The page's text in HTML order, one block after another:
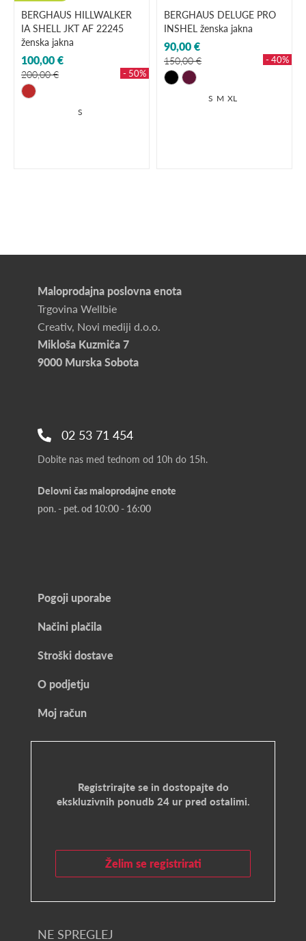
BERGHAUS HILLWALKER
IA SHELL JKT AF 22245
ženska jakna
100,00 €
200,00 € - 50%
S
BERGHAUS DELUGE PRO
INSHEL ženska jakna
90,00 €
150,00 € - 40%
S M XL
Maloprodajna poslovna enota
Trgovina Wellbie
Creativ, Novi mediji d.o.o.
Mikloša Kuzmiča 7
9000 Murska Sobota
02 53 71 454
Dobite nas med tednom od 10h do 15h.
Delovni čas maloprodajne enote
pon. - pet. od 10:00 - 16:00
Pogoji uporabe
Načini plačila
Stroški dostave
O podjetju
Moj račun
Registrirajte se in dostopajte do
ekskluzivnih ponudb 24 ur pred ostalimi.
Želim se registrirati
NE SPREGLEJ